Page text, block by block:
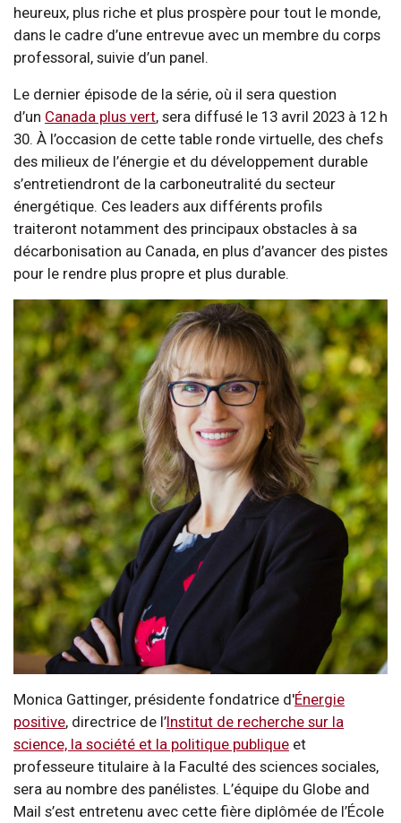
heureux, plus riche et plus prospère pour tout le monde,
dans le cadre d’une entrevue avec un membre du corps
professoral, suivie d’un panel.
Le dernier épisode de la série, où il sera question
d’un Canada plus vert, sera diffusé le 13 avril 2023 à 12 h
30. À l’occasion de cette table ronde virtuelle, des chefs
des milieux de l’énergie et du développement durable
s’entretiendront de la carboneutralité du secteur
énergétique. Ces leaders aux différents profils
traiteront notamment des principaux obstacles à sa
décarbonisation au Canada, en plus d’avancer des pistes
pour le rendre plus propre et plus durable.
Monica Gattinger, présidente fondatrice d'Énergie
positive, directrice de l’Institut de recherche sur la
science, la société et la politique publique et
professeure titulaire à la Faculté des sciences sociales,
sera au nombre des panélistes. L’équipe du Globe and
Mail s’est entretenu avec cette fière diplômée de l’École